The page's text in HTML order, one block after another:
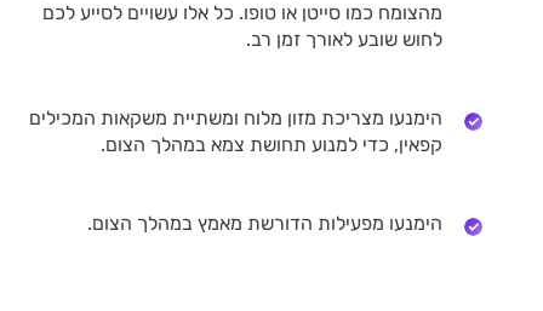
מהצומח כמו סייטן או טופו. כל אלו עשויים לסייע לכם
לחוש שובע לאורך זמן רב.
הימנעו מצריכת מזון מלוח ומשתיית משקאות המכילים
קפאין, כדי למנוע תחושת צמא במהלך הצום.
הימנעו מפעילות הדורשת מאמץ במהלך הצום.